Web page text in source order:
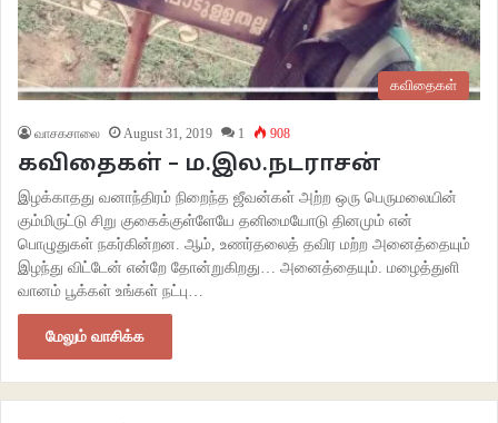
கவிதைகள்
வாசகசாலை August 31, 2019 1 908
கவிதைகள் – ம.இல.நடராசன்
இழக்காதது வனாந்திரம் நிறைந்த ஜீவன்கள் அற்ற ஒரு பெருமலையின்
கும்மிருட்டு சிறு குகைக்குள்ளேயே தனிமையோடு தினமும் என்
பொழுதுகள் நகர்கின்றன. ஆம், உணர்தலைத் தவிர மற்ற அனைத்தையும்
இழந்து விட்டேன் என்றே தோன்றுகிறது… அனைத்தையும். மழைத்துளி
வானம் பூக்கள் உங்கள் நட்பு…
மேலும் வாசிக்க